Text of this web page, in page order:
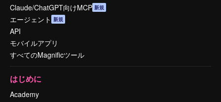
Claude/ChatGPT向けMCP 新規
エージェント 新規
API
モバイルアプリ
すべてのMagnificツール
はじめに
Academy